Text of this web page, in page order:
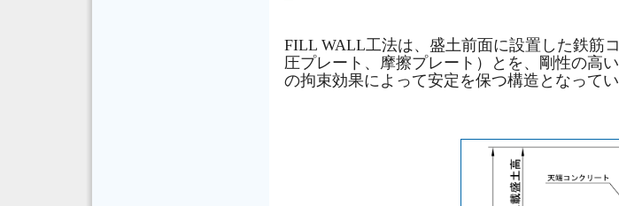
FILL WALL工法は、盛土前面に設置した鉄筋
圧プレート、摩擦プレート）とを、剛性の高
の拘束効果によって安定を保つ構造となってい